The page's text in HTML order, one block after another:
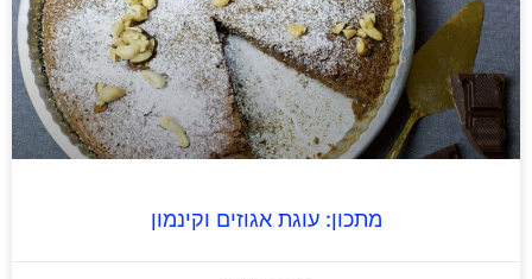
מתכון: עוגת אגוזים וקינמון